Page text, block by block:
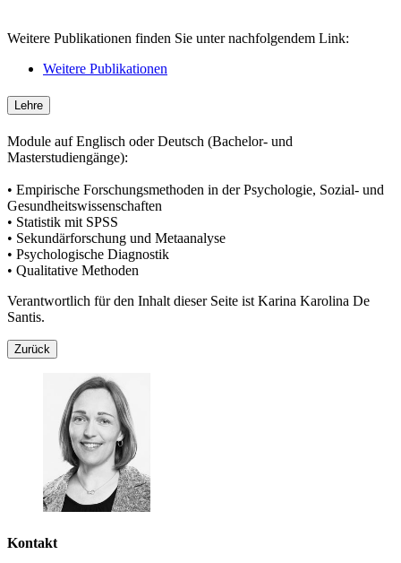
Weitere Publikationen finden Sie unter nachfolgendem Link:
Weitere Publikationen
Lehre
Module auf Englisch oder Deutsch (Bachelor- und
Masterstudiengänge):
• Empirische Forschungsmethoden in der Psychologie, Sozial- und
Gesundheitswissenschaften
• Statistik mit SPSS
• Sekundärforschung und Metaanalyse
• Psychologische Diagnostik
• Qualitative Methoden
Verantwortlich für den Inhalt dieser Seite ist Karina Karolina De
Santis.
Zurück
Kontakt